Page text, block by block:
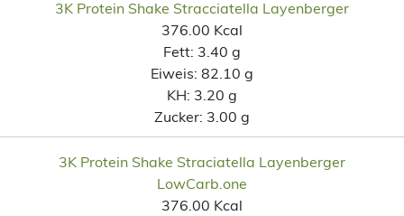
3K Protein Shake Stracciatella Layenberger
376.00 Kcal
Fett: 3.40 g
Eiweis: 82.10 g
KH: 3.20 g
Zucker: 3.00 g
3K Protein Shake Straciatella Layenberger
LowCarb.one
376.00 Kcal